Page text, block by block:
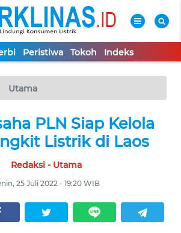
Peristiwa Tokoh Indeks
Utama
PLN Siap Kelola
Listrik di Laos
Redaksi - Utama
25 Juli 2022 - 19:20 WIB